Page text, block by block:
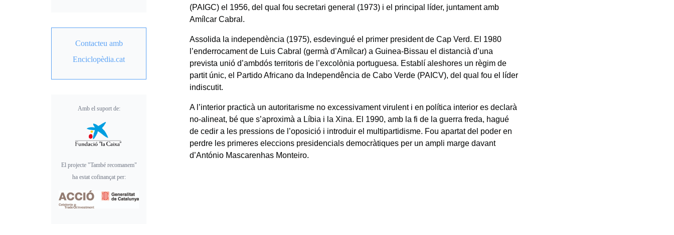
(PAIGC) el 1956, del qual fou secretari general (1973) i el principal líder, juntament amb
Amílcar Cabral.
Assolida la independència (1975), esdevingué el primer president de Cap Verd. El 1980
l’enderrocament de Luis Cabral (germà d’Amílcar) a Guinea-Bissau el distancià d’una
prevista unió d’ambdós territoris de l’excolònia portuguesa. Establí aleshores un règim de
partit únic, el Partido Africano da Independência de Cabo Verde (PAICV), del qual fou el líder
indiscutit.
A l’interior practicà un autoritarisme no excessivament virulent i en política interior es declarà
no-alineat, bé que s’aproximà a Líbia i la Xina. El 1990, amb la fi de la guerra freda, hagué
de cedir a les pressions de l’oposició i introduir el multipartidisme. Fou apartat del poder en
perdre les primeres eleccions presidencials democràtiques per un ampli marge davant
d’António Mascarenhas Monteiro.
Contacteu amb
Enciclopèdia.cat
Amb el suport de:
El projecte "També recomanem"
ha estat cofinançat per: